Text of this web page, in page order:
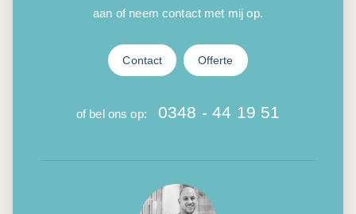
aan of neem contact met mij op.
Contact Offerte
of bel ons op: 0348 - 44 19 51